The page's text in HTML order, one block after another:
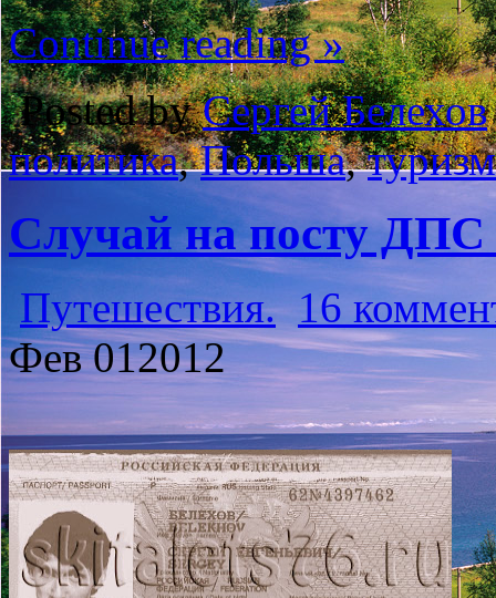
Continue reading »
Posted byСергей Белехов
политика,Польша,туризм
Случай на посту
Путешествия. 16
Фев 012012